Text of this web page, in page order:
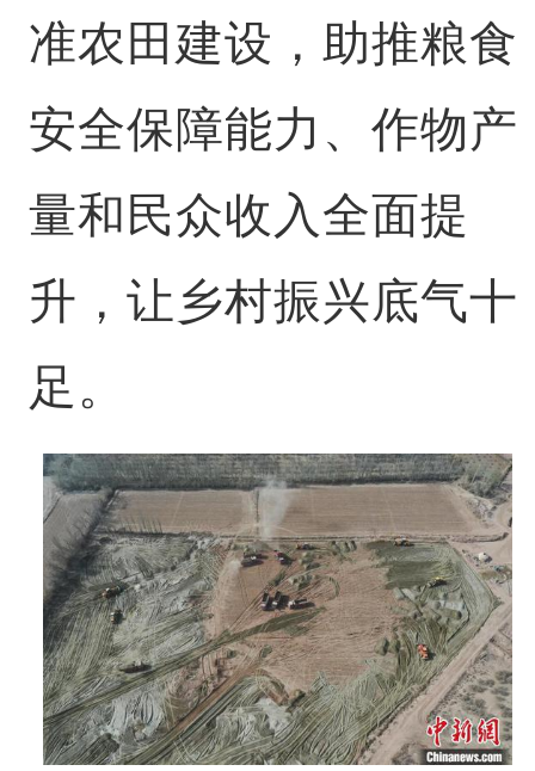
准农田建设，助推粮食
安全保障能力、作物产
量和民众收入全面提
升，让乡村振兴底气十
足。